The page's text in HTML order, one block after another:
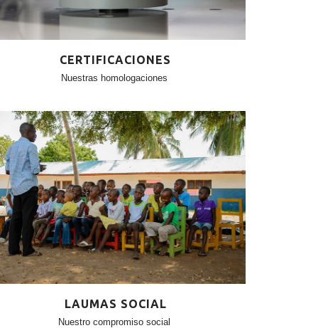
CERTIFICACIONES
Nuestras homologaciones
LAUMAS SOCIAL
Nuestro compromiso social